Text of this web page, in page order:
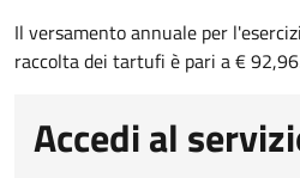
Il versamento annuale per
raccolta dei tartufi è pari a €
Accedi al